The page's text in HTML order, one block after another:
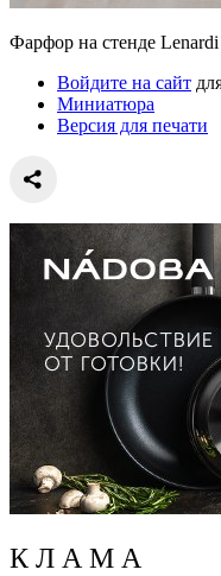
Фарфор на стенде Lenardi
Войдите на сайт
Миниатюра
Версия для печати
К Л А М А